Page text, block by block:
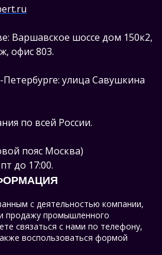
Варшавское шоссе дом 150к2,
офис 803.
улица Савушкина
по всей России.
пояс Москва)
до 17:00.
с деятельностью компании,
продажу промышленного
связаться с нами по телефону,
воспользоваться формой